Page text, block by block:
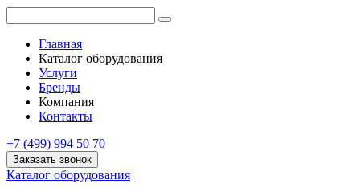
Главная
Каталог оборудования
Услуги
Бренды
Компания
Контакты
+7 (499) 994 50 70
Заказать звонок
Каталог оборудования